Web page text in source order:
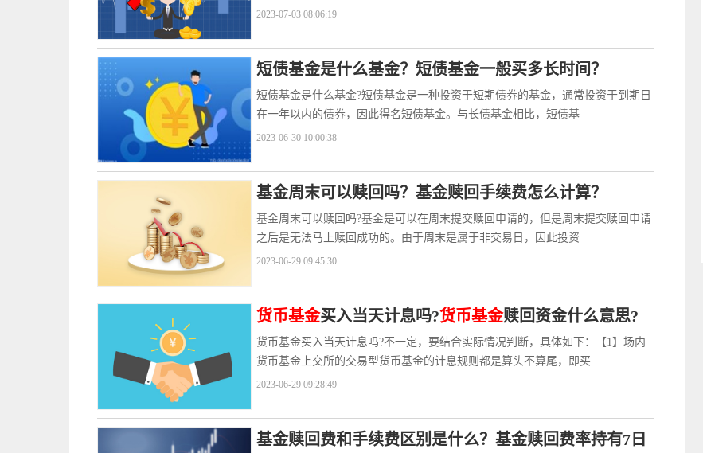
2023-07-03 08:06:19
短债基金是什么基金？短债基金一般买多长时间？
短债基金是什么基金?短债基金是一种投资于短期债券的基金，通常投资于到期日
在一年以内的债券，因此得名短债基金。与长债基金相比，短债基
2023-06-30 10:00:38
基金周末可以赎回吗？基金赎回手续费怎么计算？
基金周末可以赎回吗?基金是可以在周末提交赎回申请的，但是周末提交赎回申请
之后是无法马上赎回成功的。由于周末是属于非交易日，因此投资
2023-06-29 09:45:30
货币基金买入当天计息吗?货币基金赎回资金什么意思?
货币基金买入当天计息吗?不一定，要结合实际情况判断，具体如下：【1】场内
货币基金上交所的交易型货币基金的计息规则都是算头不算尾，即买
2023-06-29 09:28:49
基金赎回费和手续费区别是什么？基金赎回费率持有7日